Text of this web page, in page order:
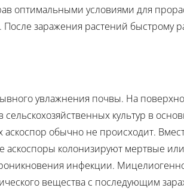
оптимальными условиями для
заражения растений быстрому
увлажнения почвы. На
культур в
обычно не происходит.
аскоспоры колонизируют мертвые
инфекции.
вещества с последующим